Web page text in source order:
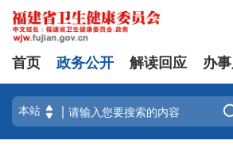
首页 政务公开 解读回应 办